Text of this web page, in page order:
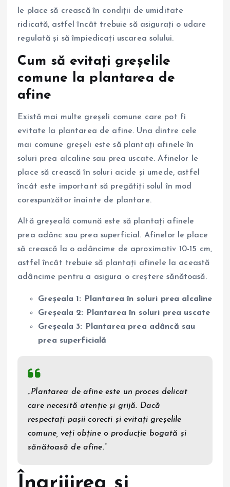
le place să crească în condiții de umiditate
ridicată, astfel încât trebuie să asigurați o udare
regulată și să împiedicați uscarea solului.
Cum să evitați greșelile
comune la plantarea de
afine
Există mai multe greșeli comune care pot fi
evitate la plantarea de afine. Una dintre cele
mai comune greșeli este să plantați afinele în
soluri prea alcaline sau prea uscate. Afinelor le
place să crească în soluri acide și umede, astfel
încât este important să pregătiți solul în mod
corespunzător înainte de plantare.
Altă greșeală comună este să plantați afinele
prea adânc sau prea superficial. Afinelor le place
să crească la o adâncime de aproximativ 10-15 cm,
astfel încât trebuie să plantați afinele la această
adâncime pentru a asigura o creștere sănătoasă.
Greșeala 1: Plantarea în soluri prea alcaline
Greșeala 2: Plantarea în soluri prea uscate
Greșeala 3: Plantarea prea adâncă sau
prea superficială
„Plantarea de afine este un proces delicat
care necesită atenție și grijă. Dacă
respectați pașii corecti și evitați greșelile
comune, veți obține o producție bogată și
sănătoasă de afine.”